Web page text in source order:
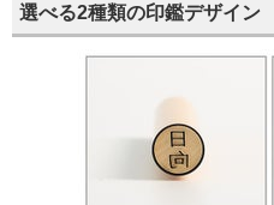
選べる2種類の印鑑デザイン